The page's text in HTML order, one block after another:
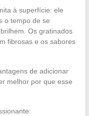
à superfície: ele
o tempo de se
Os gratinados
fibrosas e os sabores
de adicionar
melhor por que esse